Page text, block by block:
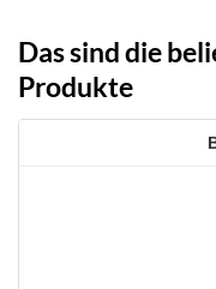
Das sind die
Produkte